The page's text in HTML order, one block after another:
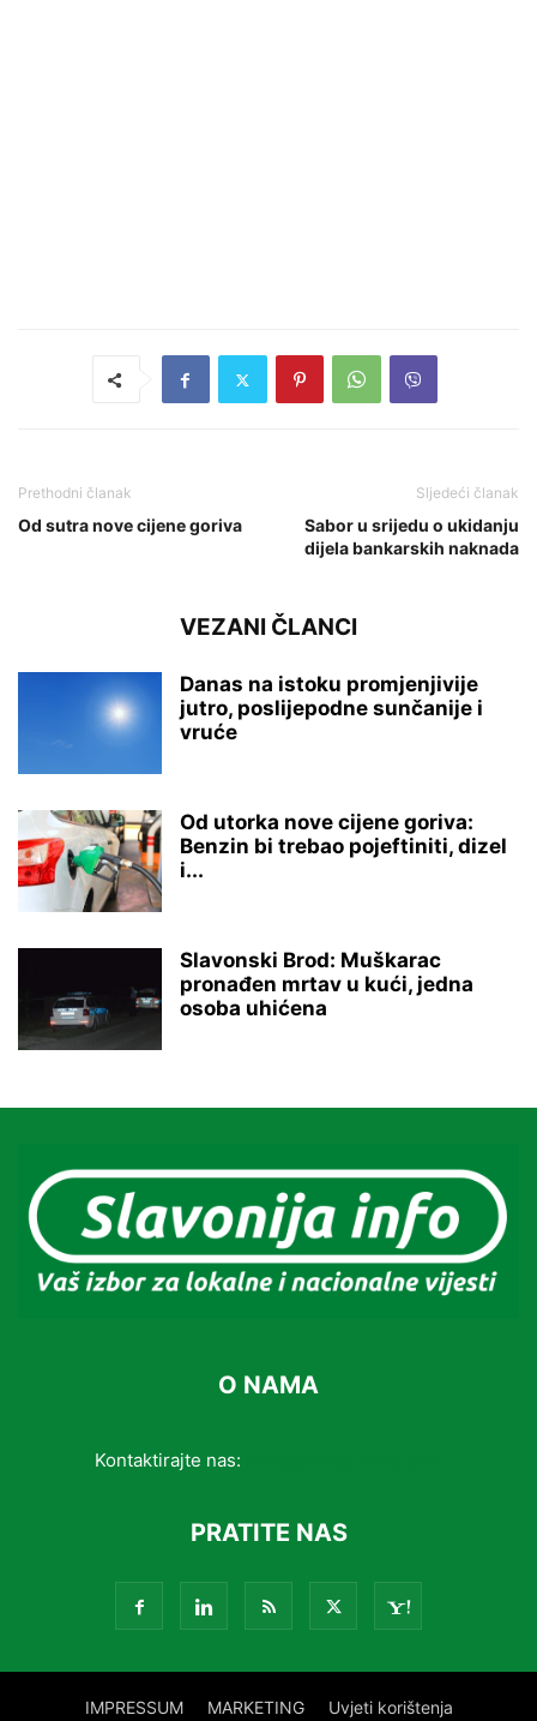
Prethodni članak
Od sutra nove cijene goriva
Sljedeći članak
Sabor u srijedu o ukidanju
dijela bankarskih naknada
VEZANI ČLANCI
Danas na istoku promjenjivije
jutro, poslijepodne sunčanije i
vruće
Od utorka nove cijene goriva:
Benzin bi trebao pojeftiniti, dizel
i...
Slavonski Brod: Muškarac
pronađen mrtav u kući, jedna
osoba uhićena
O NAMA
Kontaktirajte nas:
PRATITE NAS
IMPRESSUM MARKETING Uvjeti korištenja